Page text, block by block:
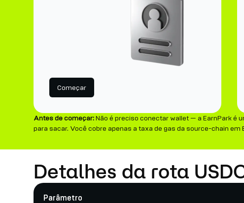
Começar
Antes de começar:Não é preciso conectar wallet — a EarnPark é
para sacar. Você cobre apenas a taxa de gas da source-chain
Detalhes da rota
Parâmetro